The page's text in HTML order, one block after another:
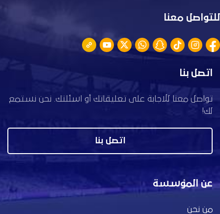
للتواصل معنا
اتصل بنا
تواصل معنا للاجابة على تعليقاتك أو اسئلتك. نحن نستمع
لك!
اتصل بنا
عن المؤسسة
من نحن